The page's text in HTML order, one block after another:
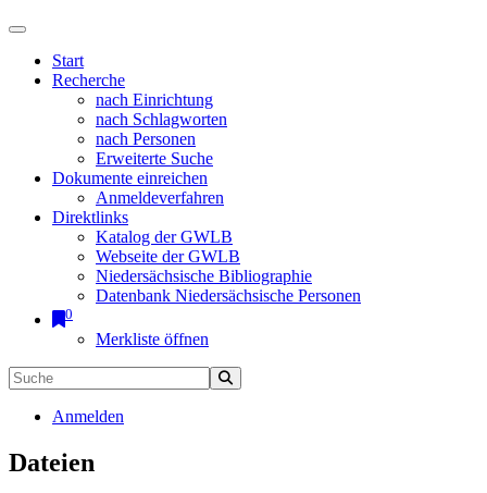
Start
Recherche
nach Einrichtung
nach Schlagworten
nach Personen
Erweiterte Suche
Dokumente einreichen
Anmeldeverfahren
Direktlinks
Katalog der GWLB
Webseite der GWLB
Niedersächsische Bibliographie
Datenbank Niedersächsische Personen
0
Merkliste öffnen
Anmelden
Dateien